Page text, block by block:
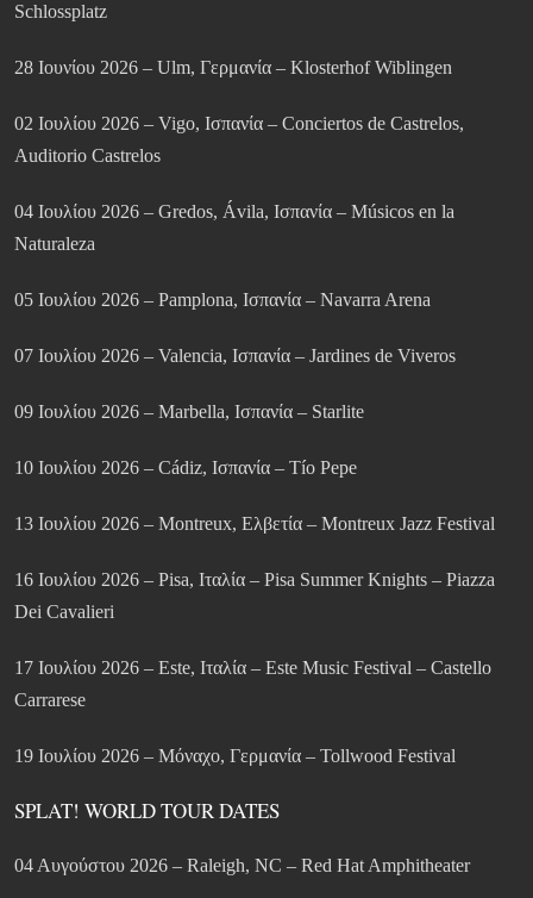
Schlossplatz
28 Ιουνίου 2026 – Ulm, Γερμανία – Klosterhof Wiblingen
02 Ιουλίου 2026 – Vigo, Ισπανία – Conciertos de Castrelos,
Auditorio Castrelos
04 Ιουλίου 2026 – Gredos, Ávila, Ισπανία – Músicos en la
Naturaleza
05 Ιουλίου 2026 – Pamplona, Ισπανία – Navarra Arena
07 Ιουλίου 2026 – Valencia, Ισπανία – Jardines de Viveros
09 Ιουλίου 2026 – Marbella, Ισπανία – Starlite
10 Ιουλίου 2026 – Cádiz, Ισπανία – Tío Pepe
13 Ιουλίου 2026 – Montreux, Ελβετία – Montreux Jazz Festival
16 Ιουλίου 2026 – Pisa, Ιταλία – Pisa Summer Knights – Piazza
Dei Cavalieri
17 Ιουλίου 2026 – Este, Ιταλία – Este Music Festival – Castello
Carrarese
19 Ιουλίου 2026 – Μόναχο, Γερμανία – Tollwood Festival
SPLAT! WORLD TOUR DATES
04 Αυγούστου 2026 – Raleigh, NC – Red Hat Amphitheater